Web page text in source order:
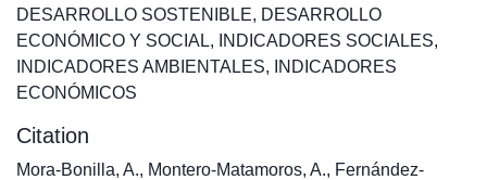
DESARROLLO SOSTENIBLE, DESARROLLO
ECONÓMICO Y SOCIAL, INDICADORES SOCIALES,
INDICADORES AMBIENTALES,
INDICADORES
ECONÓMICOS
Citation
Mora-Bonilla, A., Montero-Matamoros, A., Fernández-